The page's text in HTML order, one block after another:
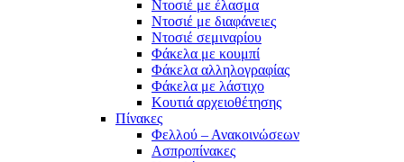
Ντοσιέ με έλασμα
Ντοσιέ με διαφάνειες
Ντοσιέ σεμιναρίου
Φάκελα με κουμπί
Φάκελα αλληλογραφίας
Φάκελα με λάστιχο
Κουτιά αρχειοθέτησης
Πίνακες
Φελλού – Ανακοινώσεων
Ασπροπίνακες